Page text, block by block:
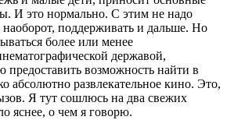
И это нормально. С этим не надо
наоборот, поддерживать и дальше. Но
более или менее
державой,
предоставить возможность найти в
абсолютно развлекательное кино. Это,
Я тут сошлюсь на два свежих
яснее, о чем я говорю.